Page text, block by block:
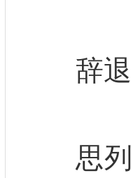
辞
思